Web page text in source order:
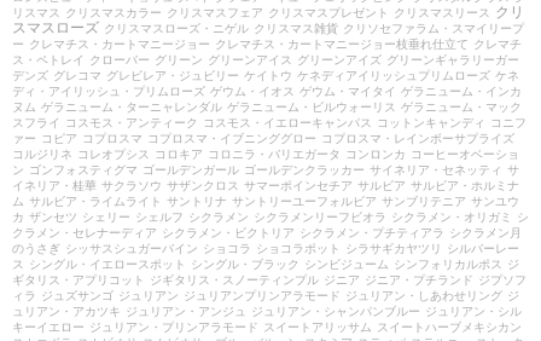
リスマス
クリスマスカラー クリスマスフェア クリスマスプレゼント クリスマスリース
クリ
スマスローズ クリスマスローズ・ニゲル クリスマス雑貨 クリソセファラム・スマイリープ
ー クレマチス・カートマニージョー クレマチス・カートマニージョー枝垂れ仕立て クレマチ
ス・ペトレイ
クローバー グリーン グリーンアイス グリーンアイズ グリーンギャラリーガー
デンズ グレコマ グレビレア・ジュビリー ケイトウ ケネディアイリッシュプリムローズ ケネ
ディ・アイリッシュ・プリムローズ ゲウム・イオス ゲウム・マイタイ ゲラニューム・インカ
ヌム ゲラニューム・ターニャレンダル ゲラニューム・ビルウォーリス ゲラニューム・マック
スフライ
コスモス・アンティーク コスモス・イエローキャンパス コットンキャンディ
コニフ
ァー
コピア コプロスマ コプロスマ・イブニンググロー
コプロスマ・レインボーサプライズ
コルジリネ
コレオプシス コロキア コロニラ・バリエガータ コンロンカ
コーヒーオベーショ
ン ゴンフォスティグマ ゴールデンガール ゴールデンクラッカー サイネリア・セネッティ サ
イネリア・桂華 サクラソウ サザンクロス サマーポインセチア サルビア サルビア・ホルミナ
ム サルビア・ライムライト サントリナ サントリーユーフォルビア サンブリテニア サンユウ
カ ザンセツ シェリー シェルフ シクラメン シクラメンリーフビオラ シクラメン・オリガミ
シ
クラメン・セレナーディア シクラメン・ビクトリア シクラメン・プチティアラ
シクラメン月
のうさぎ シッサスシュガーバイン ショコラ ショコラポット シラサギカヤツリ
シルバーレー
ス
シングル・イエロースポット シングル・ブラック シンビジューム シンフォリカルポス
ジ
ギタリス・アプリコット
ジギタリス・スノーティンプル ジニア ジニア・プチランド ジプソフ
ィラ
ジュズサンゴ ジュリアン ジュリアンプリンアラモード ジュリアン・しあわせリング ジ
ュリアン・アカツキ ジュリアン・アンジュ ジュリアン・シャンパンブルー ジュリアン・シル
キーイエロー ジュリアン・プリンアラモード スイートアリッサム
スイートハーブメキシカン